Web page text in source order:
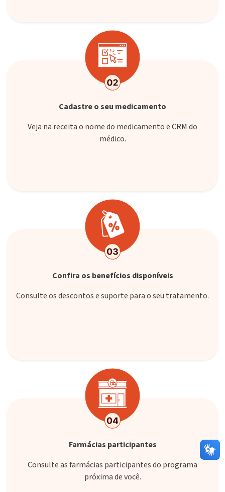
Cadastre o seu medicamento
Veja na receita o nome do medicamento e CRM do
médico.
Confira os benefícios disponíveis
Consulte os descontos e suporte para o seu tratamento.
Farmácias participantes
Consulte as farmácias participantes do programa
próxima de você.